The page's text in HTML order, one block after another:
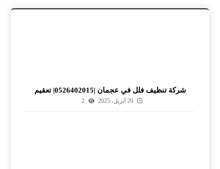
شركة تنظيف فلل في عجمان |0526402015| تعقيم
29 أبريل، 2025 2